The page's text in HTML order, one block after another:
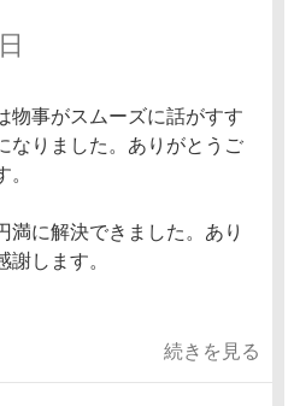
物事がスムーズに話がすす
なりました。ありがとうご
満に解決できました。あり
謝します。
続きを見る